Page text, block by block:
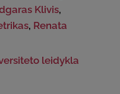
Klivis,
, Renata
leidykla